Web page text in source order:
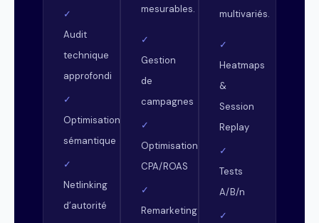
✓
Audit
technique
approfondi
✓
Optimisation
sémantique
✓
Netlinking
d’autorité
mesurables.
✓
Gestion
de
campagnes
✓
Optimisation
CPA/ROAS
✓
Remarketing
multivariés.
✓
Heatmaps
&
Session
Replay
✓
Tests
A/B/n
✓